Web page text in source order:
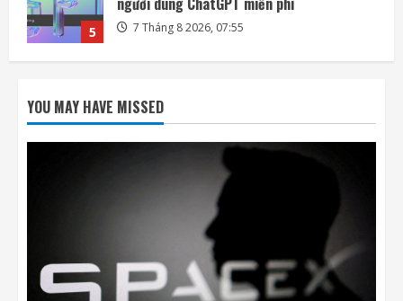
1 7 Tháng 8 2026, 18:00
2
trồng cây trên Mặt Trăng
7 Tháng 8 2026, 12:00
Meta ra mắt tác nhân AI lập trình, cạnh
tranh với Anthropic và OpenAI
7 Tháng 8 2026, 08:18
Rocket Lab phóng vệ tinh quan sát của
Nhật Bản sau 5 tuần trì hoãn
YOU MAY HAVE MISSED